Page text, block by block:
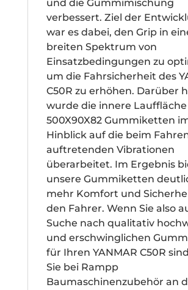
und die Gummimischung
verbessert. Ziel der
war es dabei, den Grip in
breiten Spektrum von
Einsatzbedingungen zu
um die Fahrsicherheit des
C50R zu erhöhen. Darüber
wurde die innere
500X90X82 Gummiketten
Hinblick auf die beim
auftretenden Vibrationen
überarbeitet. Im Ergebnis
unsere Gummiketten
mehr Komfort und
den Fahrer. Wenn Sie also
Suche nach qualitativ
und erschwinglichen
für Ihren YANMAR C50R
Sie bei Rampp
Baumaschinenzubehör an